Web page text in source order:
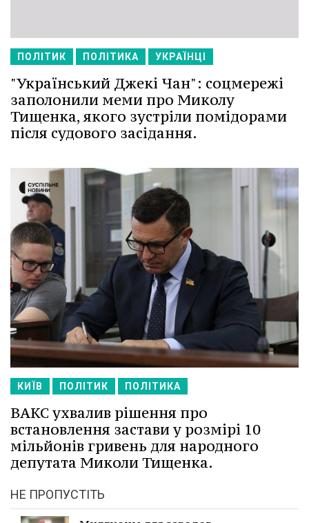
ПОЛІТИК ПОЛІТИКА УКРАЇНЦІ
"Український Джекі Чан": соцмережі
заполонили меми про Миколу
Тищенка, якого зустріли помідорами
після судового засідання.
КИЇВ ПОЛІТИК ПОЛІТИКА
ВАКС ухвалив рішення про
встановлення застави у розмірі 10
мільйонів гривень для народного
депутата Миколи Тищенка.
НЕ ПРОПУСТІТЬ